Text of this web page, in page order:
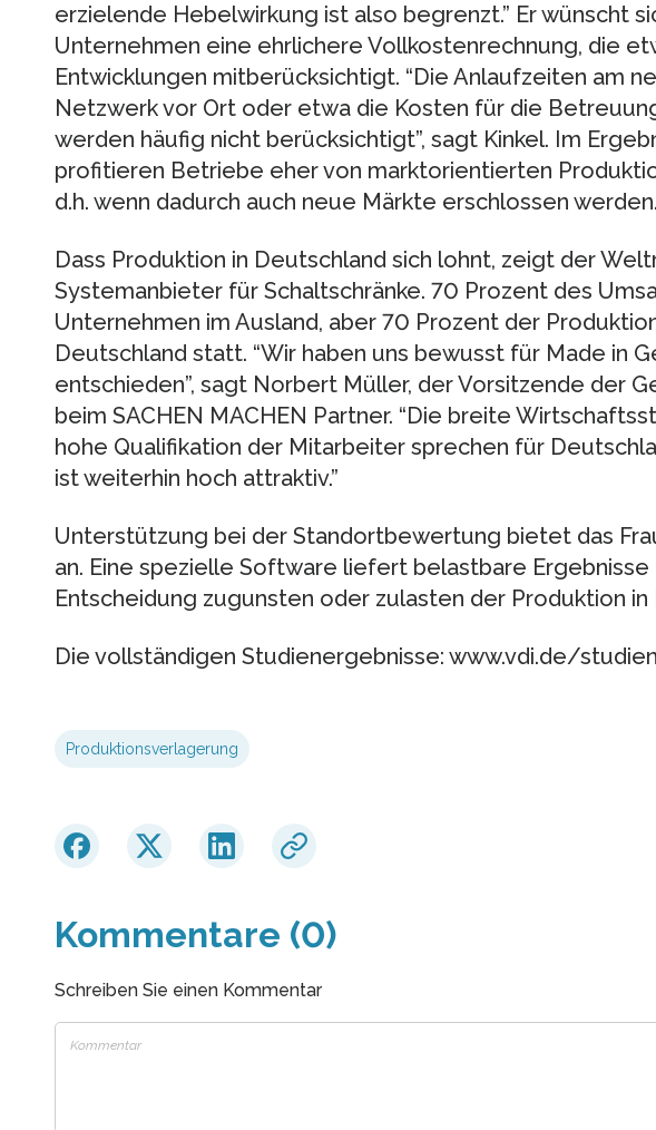
erzielende Hebelwirkung ist also begrenzt.” Er wünscht
Unternehmen eine ehrlichere Vollkostenrechnung, die
Entwicklungen mitberücksichtigt. “Die Anlaufzeiten am
Netzwerk vor Ort oder etwa die Kosten für die
werden häufig nicht berücksichtigt”, sagt Kinkel. Im
profitieren Betriebe eher von marktorientierten
d.h. wenn dadurch auch neue Märkte erschlossen werden.
Dass Produktion in Deutschland sich lohnt, zeigt der
Systemanbieter für Schaltschränke. 70 Prozent des
Unternehmen im Ausland, aber 70 Prozent der
Deutschland statt. “Wir haben uns bewusst für Made in
entschieden”, sagt Norbert Müller, der Vorsitzende der
beim SACHEN MACHEN Partner. “Die breite
hohe Qualifikation der Mitarbeiter sprechen für
ist weiterhin hoch attraktiv.”
Unterstützung bei der Standortbewertung bietet das
an. Eine spezielle Software liefert belastbare Ergebnisse
Entscheidung zugunsten oder zulasten der Produktion in
Die vollständigen Studienergebnisse: www.vdi.de/studien
Produktionsverlagerung
Kommentare (0)
Schreiben Sie einen Kommentar